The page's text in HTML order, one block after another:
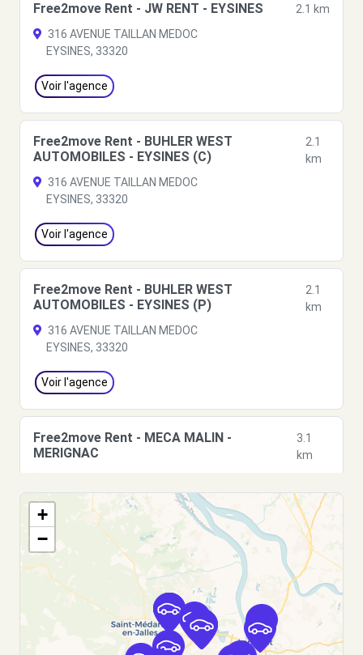
Free2move Rent - JW RENT - EYSINES
2.1 km
316 AVENUE TAILLAN MEDOC
EYSINES, 33320
Voir l'agence
Free2move Rent - BUHLER WEST
AUTOMOBILES - EYSINES (C)
2.1
km
316 AVENUE TAILLAN MEDOC
EYSINES, 33320
Voir l'agence
Free2move Rent - BUHLER WEST
AUTOMOBILES - EYSINES (P)
2.1
km
316 AVENUE TAILLAN MEDOC
EYSINES, 33320
Voir l'agence
Free2move Rent - MECA MALIN -
MERIGNAC
3.1
km
MERIGNAC, 33700
Voir l'agence
Free2Move Rent - EDENAUTO PIGEON -
BORDEAUX BRUGES (O)
4.2
469 route du Médoc
BRUGES, FR-33, 33520
+
−